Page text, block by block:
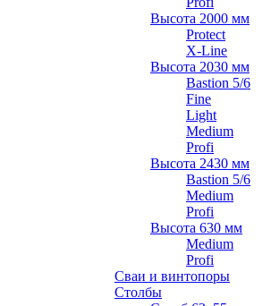
Высота 2000 мм
Protect
X-Line
Высота 2030 мм
Bastion 5/6
Fine
Light
Medium
Profi
Высота 2430 мм
Bastion 5/6
Medium
Profi
Высота 630 мм
Medium
Profi
Сваи и винтопоры
Столбы